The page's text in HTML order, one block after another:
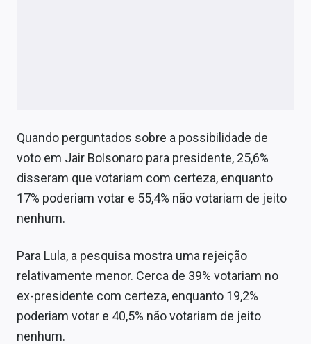
Quando perguntados sobre a possibilidade de
voto em Jair Bolsonaro para presidente, 25,6%
disseram que votariam com certeza, enquanto
17% poderiam votar e 55,4% não votariam de jeito
nenhum.
Para Lula, a pesquisa mostra uma rejeição
relativamente menor. Cerca de 39% votariam no
ex-presidente com certeza, enquanto 19,2%
poderiam votar e 40,5% não votariam de jeito
nenhum.